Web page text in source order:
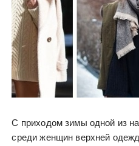
С приходом зимы одной из
среди женщин верхней